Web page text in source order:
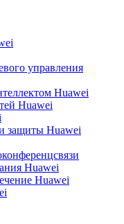
управления
Huawei
Huawei
защиты Huawei
Huawei
Huawei